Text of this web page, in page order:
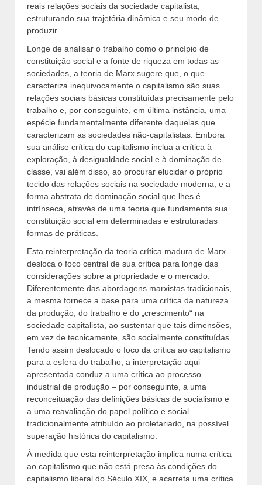
reais relações sociais da sociedade capitalista,
estruturando sua trajetória dinâmica e seu modo de
produzir.
Longe de analisar o trabalho como o princípio de
constituição social e a fonte de riqueza em todas as
sociedades, a teoria de Marx sugere que, o que
caracteriza inequivocamente o capitalismo são suas
relações sociais básicas constituídas precisamente pelo
trabalho e, por conseguinte, em última instância, uma
espécie fundamentalmente diferente daquelas que
caracterizam as sociedades não-capitalistas. Embora
sua análise crítica do capitalismo inclua a crítica à
exploração, à desigualdade social e à dominação de
classe, vai além disso, ao procurar elucidar o próprio
tecido das relações sociais na sociedade moderna, e a
forma abstrata de dominação social que lhes é
intrínseca, através de uma teoria que fundamenta sua
constituição social em determinadas e estruturadas
formas de práticas.
Esta reinterpretação da teoria crítica madura de Marx
desloca o foco central de sua crítica para longe das
considerações sobre a propriedade e o mercado.
Diferentemente das abordagens marxistas tradicionais,
a mesma fornece a base para uma crítica da natureza
da produção, do trabalho e do „crescimento“ na
sociedade capitalista, ao sustentar que tais dimensões,
em vez de tecnicamente, são socialmente constituídas.
Tendo assim deslocado o foco da crítica ao capitalismo
para a esfera do trabalho, a interpretação aqui
apresentada conduz a uma crítica ao processo
industrial de produção – por conseguinte, a uma
reconceituação das definições básicas de socialismo e
a uma reavaliação do papel político e social
tradicionalmente atribuído ao proletariado, na possível
superação histórica do capitalismo.
À medida que esta reinterpretação implica numa crítica
ao capitalismo que não está presa às condições do
capitalismo liberal do Século XIX, e acarreta uma crítica